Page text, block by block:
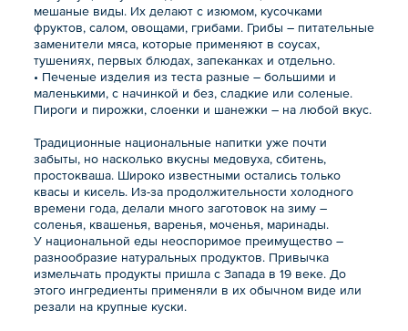
мешаные виды. Их делают с изюмом, кусочками
фруктов, салом, овощами, грибами. Грибы – питательные
заменители мяса, которые применяют в соусах,
тушениях, первых блюдах, запеканках и отдельно.
• Печеные изделия из теста разные – большими и
маленькими, с начинкой и без, сладкие или соленые.
Пироги и пирожки, слоенки и шанежки – на любой вкус.
Традиционные национальные напитки уже почти
забыты, но насколько вкусны медовуха, сбитень,
простокваша. Широко известными остались только
квасы и кисель. Из-за продолжительности холодного
времени года, делали много заготовок на зиму –
соленья, квашенья, варенья, моченья, маринады.
У национальной еды неоспоримое преимущество –
разнообразие натуральных продуктов. Привычка
измельчать продукты пришла с Запада в 19 веке. До
этого ингредиенты применяли в их обычном виде или
резали на крупные куски.